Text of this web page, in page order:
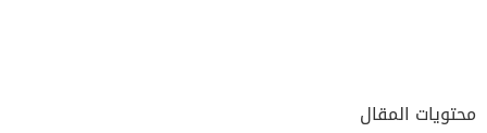
محتويات المقال